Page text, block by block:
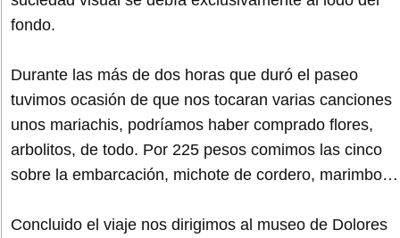
fondo.
Durante las más de dos horas que duró el paseo
tuvimos ocasión de que nos tocaran varias canciones
unos mariachis, podríamos haber comprado flores,
arbolitos, de todo. Por 225 pesos comimos las cinco
sobre la embarcación, michote de cordero, marimbo…
Concluido el viaje nos dirigimos al museo de Dolores